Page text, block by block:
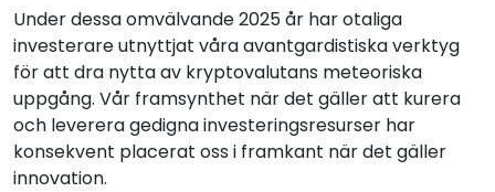
Under dessa omvälvande 2025 år har otaliga
investerare utnyttjat våra avantgardistiska verktyg
för att dra nytta av kryptovalutans meteoriska
uppgång. Vår framsynthet när det gäller att kurera
och leverera gedigna investeringsresurser har
konsekvent placerat oss i framkant när det gäller
innovation.